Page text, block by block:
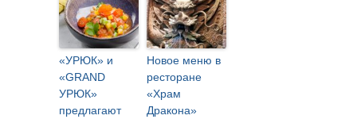
«УРЮК» и
«GRAND
УРЮК»
предлагают
Новое меню в
ресторане
«Храм
Дракона»